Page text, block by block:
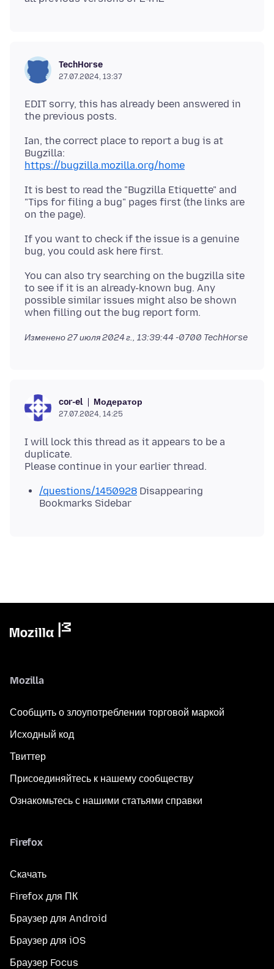
TechHorse
27.07.2024, 13:37
EDIT sorry, this has already been answered in
Ian, the correct place to report a bug is at
https://bugzilla.mozilla.org/home
It is best to read the "Bugzilla Etiquette" and
"Tips for filing a bug" pages first (the links are
If you want to check if the issue is a genuine
You can also try searching on the bugzilla site
to see if it is an already-known bug. Any
possible similar issues might also be shown
Изменено27 июля 2024 г., 13:39:44 -0700 TechHorse
cor-el Модератор
27.07.2024, 14:25
I will lock this thread as it appears to be a
duplicate.
/questions/1450928 Disappearing
Bookmarks Sidebar
Mozilla
Сообщить о злоупотреблении торговой маркой
Исходный код
Твиттер
Присоединяйтесь к нашему сообществу
Ознакомьтесь с нашими статьями справки
Firefox
Скачать
Firefox для ПК
Браузер для Android
Браузер для iOS
Браузер Focus